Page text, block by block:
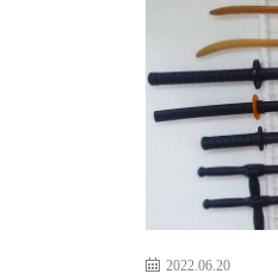
2022.06.20